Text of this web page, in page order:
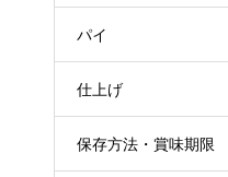
パイ
仕上げ
保存方法・賞味期限